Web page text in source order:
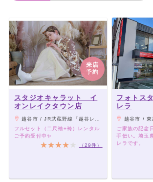
来店
予約
スタジオキャラット イ
オンレイクタウン店
越谷市 / JR武蔵野線「越谷レイクタウン駅」より直結
フルセット（二尺袖+袴）レンタル
ご予約受付中✨
（29件）
フォトス
レラ
越谷市 / 東武スカイツリ
ご家族の記念
手伝い。埼玉
レラです。